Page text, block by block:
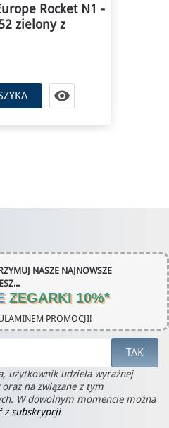
Rocket N1 -
zielony z

NASZE NAJNOWSZE
ZEGARKI 10%*
PROMOCJI!
użytkownik udziela wyraźnej
na związane z tym
W dowolnym momencie można
z subskrypcji